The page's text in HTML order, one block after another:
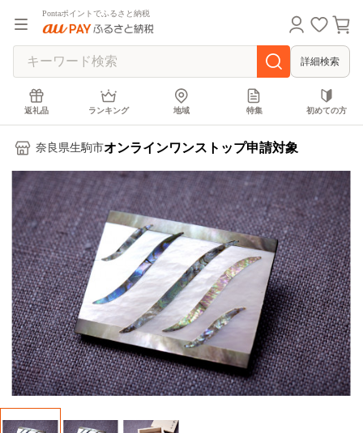
Pontaポイントでふるさと納税
詳細検索
返礼品 ランキング 地域 特集 初めての方
奈良県生駒市オンラインワンストップ申請対象